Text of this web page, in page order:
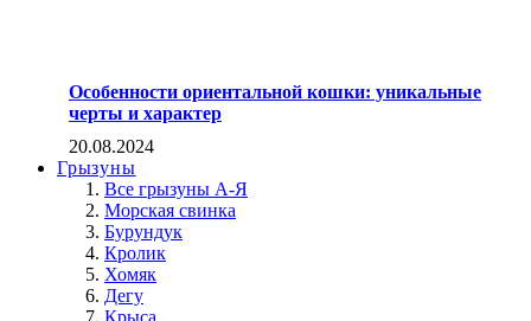
Особенности ориентальной кошки: уникальные
черты и характер
20.08.2024
Грызуны
Все грызуны А-Я
Морская свинка
Бурундук
Кролик
Хомяк
Дегу